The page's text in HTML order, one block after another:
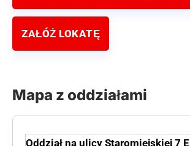
ZAŁÓŻ LOKATĘ
Mapa z oddziałami
Oddział na ulicy Staromiejskiej 7 E